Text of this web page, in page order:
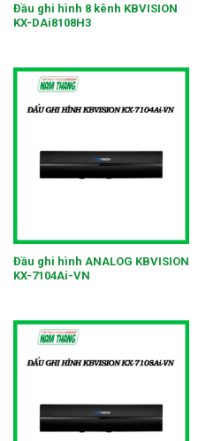
Đầu ghi hình 8 kênh KBVISION
KX-DAi8108H3
Đầu ghi hình ANALOG KBVISION
KX-7104Ai-VN